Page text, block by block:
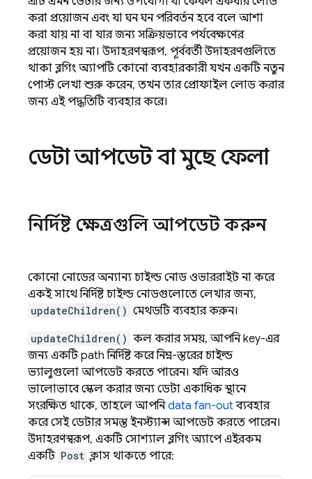
করা প্রয়োজন এবং যা ঘন ঘন পরিবর্তন হবে বলে আশা
করা যায় না বা যার জন্য সক্রিয়ভাবে পর্যবেক্ষণের
প্রয়োজন হয় না। উদাহরণস্বরূপ, পূর্ববর্তী উদাহরণগুলিতে
থাকা ব্লগিং অ্যাপটি কোনো ব্যবহারকারী যখন একটি নতুন
পোস্ট লেখা শুরু করেন, তখন তার প্রোফাইল লোড করার
জন্য এই পদ্ধতিটি ব্যবহার করে।
ডেটা আপডেট বা মুছে ফেলা
নির্দিষ্ট ক্ষেত্রগুলি আপডেট করুন
কোনো নোডের অন্যান্য চাইল্ড নোড ওভাররাইট না করে
একই সাথে নির্দিষ্ট চাইল্ড নোডগুলোতে লেখার জন্য,
updateChildren() মেথডটি ব্যবহার করুন।
updateChildren() কল করার সময়, আপনি key-এর
জন্য একটি path নির্দিষ্ট করে নিম্ন-স্তরের চাইল্ড
ভ্যালুগুলো আপডেট করতে পারেন। যদি আরও
ভালোভাবে স্কেল করার জন্য ডেটা একাধিক স্থানে
সংরক্ষিত থাকে, তাহলে আপনিdata fan-outব্যবহার
করে সেই ডেটার সমস্ত ইনস্ট্যান্স আপডেট করতে পারেন।
উদাহরণস্বরূপ, একটি সোশ্যাল ব্লগিং অ্যাপে এইরকম
একটি Post ক্লাস থাকতে পারে: